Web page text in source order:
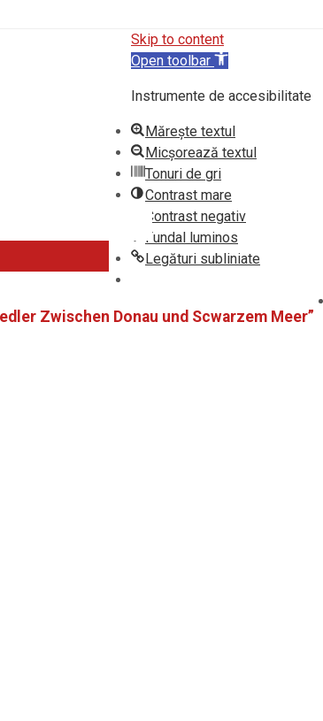
CONSTANȚA
Zwischen Donau und Scwarzem Meer”
Skip to content
Open toolbar
Instrumente de accesibilitate
Mărește textul
Micșorează textul
Tonuri de gri
Contrast mare
Contrast negativ
Fundal luminos
Legături subliniate